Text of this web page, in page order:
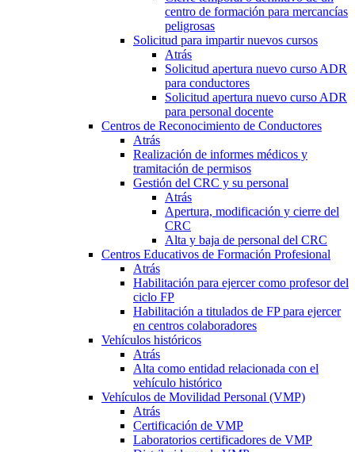
centro de formación para mercancías
peligrosas
Solicitud para impartir nuevos cursos
Atrás
Solicitud apertura nuevo curso ADR
para conductores
Solicitud apertura nuevo curso ADR
para personal docente
Centros de Reconocimiento de Conductores
Atrás
Realización de informes médicos y
tramitación de permisos
Gestión del CRC y su personal
Atrás
Apertura, modificación y cierre del
CRC
Alta y baja de personal del CRC
Centros Educativos de Formación Profesional
Atrás
Habilitación para ejercer como profesor del
ciclo FP
Habilitación a titulados de FP para ejercer
en centros colaboradores
Vehículos históricos
Atrás
Alta como entidad relacionada con el
vehículo histórico
Vehículos de Movilidad Personal (VMP)
Atrás
Certificación de VMP
Laboratorios certificadores de VMP